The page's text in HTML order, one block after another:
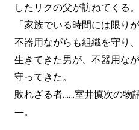
したリクの父が訪ねてくる。
「家族でいる時間には限りが
不器用ながらも組織を守り
生きてきた男が、不器用な
守ってきた。
敗れざる者……室井慎次の物
―。